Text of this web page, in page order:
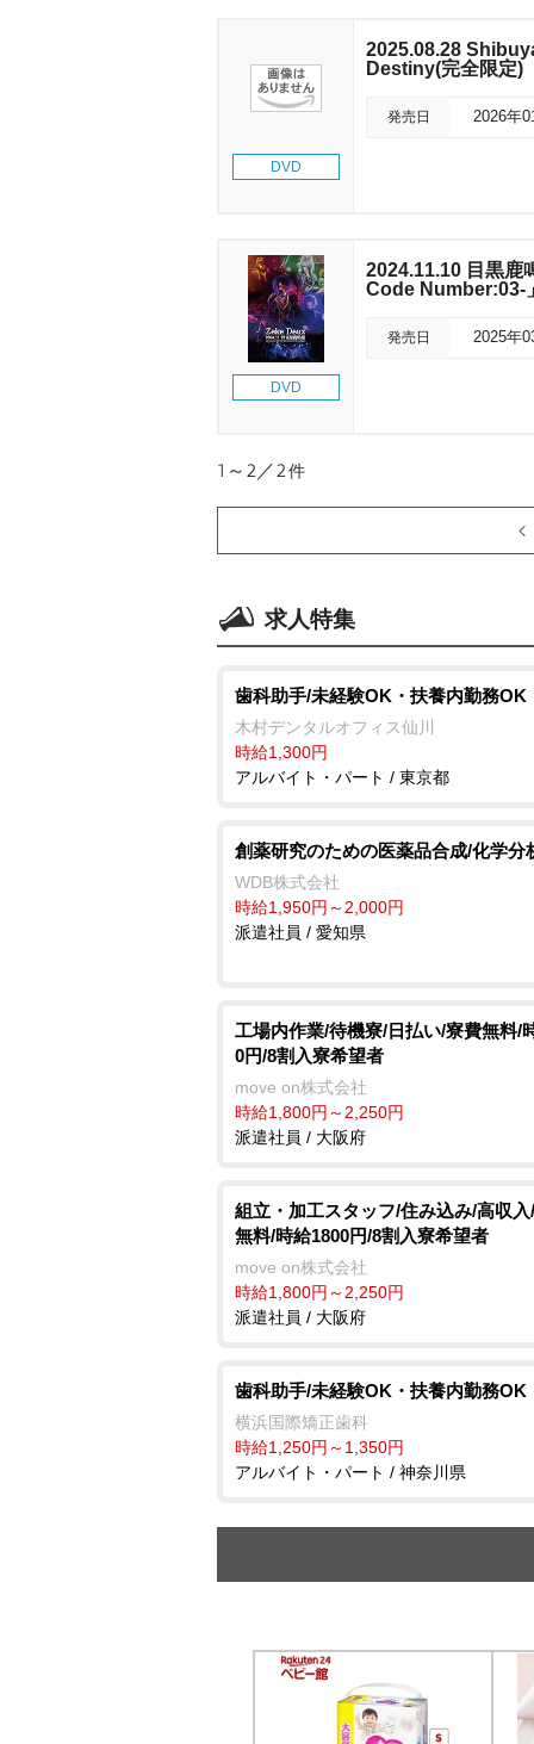
DVD
2025.08.28
Destiny(完全限定)
発売日 2026年
DVD
2024.11.10 目黒
Code Number:03-
発売日 2025年
1～2／2件
求人特集
歯科助手/未経験OK・扶養内勤務OK
木村デンタルオフィス仙川
時給1,300円
アルバイト・パート / 東京都
創薬研究のための医薬品合成/化学分
WDB株式会社
時給1,950円～2,000円
派遣社員 / 愛知県
工場内作業/待機寮/日払い/寮費無料/
0円/8割入寮希望者
move on株式会社
時給1,800円～2,250円
派遣社員 / 大阪府
組立・加工スタッフ/住み込み/高収
無料/時給1800円/8割入寮希望者
move on株式会社
時給1,800円～2,250円
派遣社員 / 大阪府
歯科助手/未経験OK・扶養内勤務OK
横浜国際矯正歯科
時給1,250円～1,350円
アルバイト・パート / 神奈川県